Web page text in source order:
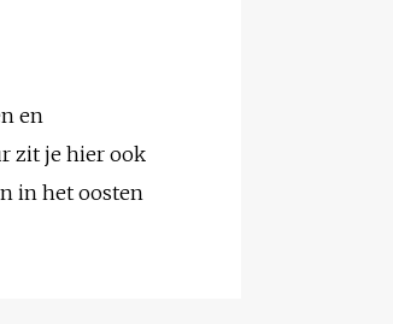
en
zit je hier ook
in het oosten